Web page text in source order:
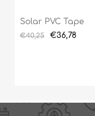
Solar PVC Tape
€40,25 €36,78